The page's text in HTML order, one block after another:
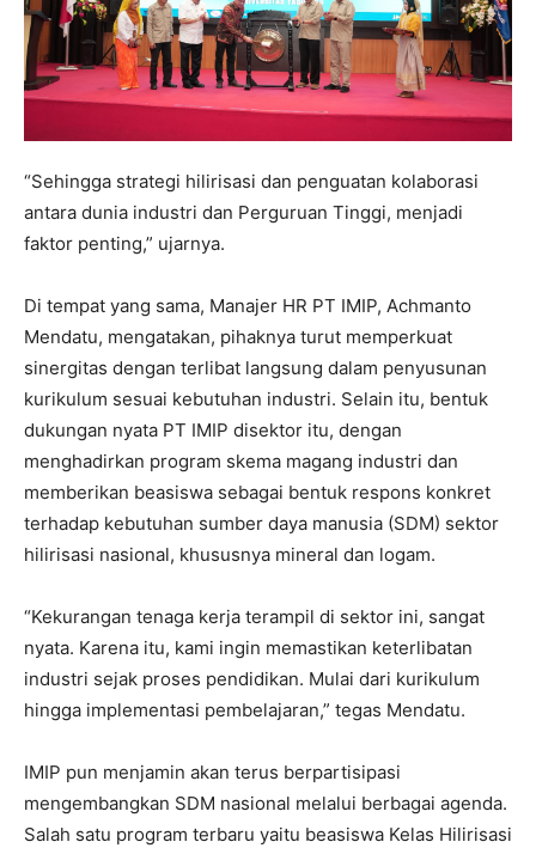
“Sehingga strategi hilirisasi dan penguatan kolaborasi
antara dunia industri dan Perguruan Tinggi, menjadi
faktor penting,” ujarnya.
Di tempat yang sama, Manajer HR PT IMIP, Achmanto
Mendatu, mengatakan, pihaknya turut memperkuat
sinergitas dengan terlibat langsung dalam penyusunan
kurikulum sesuai kebutuhan industri. Selain itu, bentuk
dukungan nyata PT IMIP disektor itu, dengan
menghadirkan program skema magang industri dan
memberikan beasiswa sebagai bentuk respons konkret
terhadap kebutuhan sumber daya manusia (SDM) sektor
hilirisasi nasional, khususnya mineral dan logam.
“Kekurangan tenaga kerja terampil di sektor ini, sangat
nyata. Karena itu, kami ingin memastikan keterlibatan
industri sejak proses pendidikan. Mulai dari kurikulum
hingga implementasi pembelajaran,” tegas Mendatu.
IMIP pun menjamin akan terus berpartisipasi
mengembangkan SDM nasional melalui berbagai agenda.
Salah satu program terbaru yaitu beasiswa Kelas Hilirisasi